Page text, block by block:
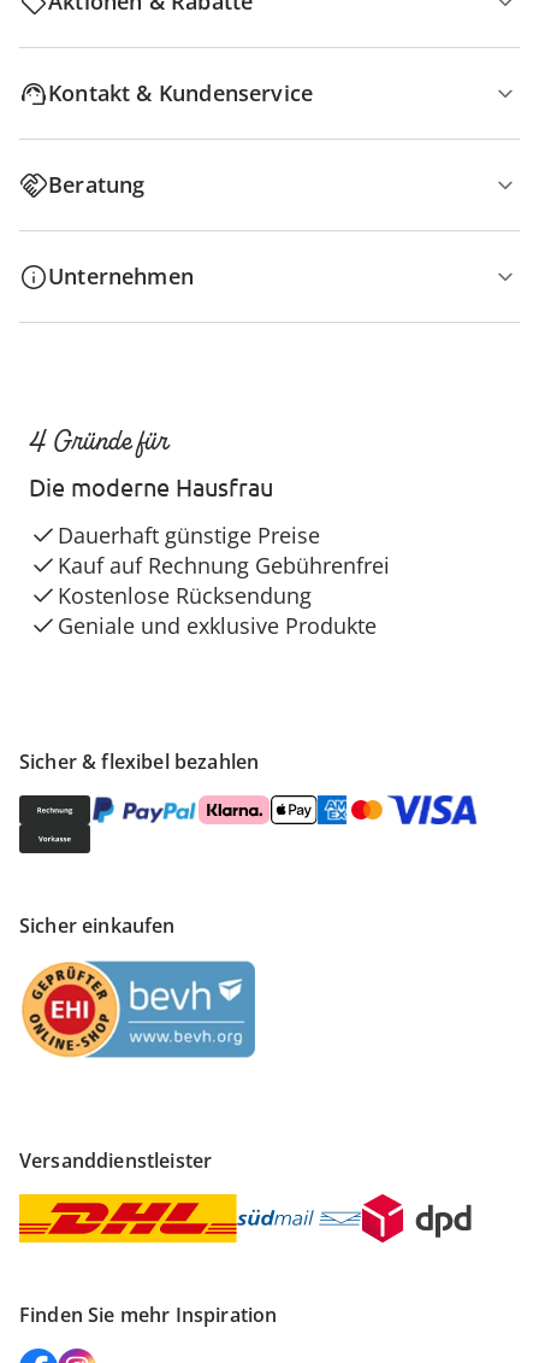
Kontakt & Kundenservice
Beratung
Unternehmen
Sicher & flexibel bezahlen
Sicher einkaufen
Versanddienstleister
Finden Sie mehr Inspiration
4 Gründe für
Die moderne Hausfrau
Dauerhaft günstige Preise
Kauf auf Rechnung Gebührenfrei
Kostenlose Rücksendung
Geniale und exklusive Produkte